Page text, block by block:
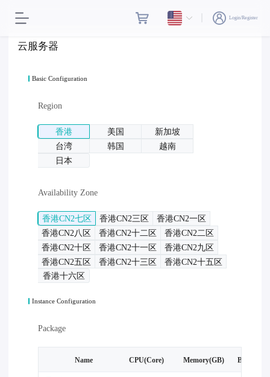
Login/Register
云服务器
Basic Configuration
Region
香港 美国
新加坡
台湾
韩国
越南
日本
Availability Zone
香港CN2七区 香港CN2三区
香港CN2一区
香港CN2八区
香港CN2十二区
香港CN2二区
香港CN2十区
香港CN2十一区
香港CN2九区
香港CN2五区
香港CN2十三区
香港CN2十五区
香港十六区
Instance Configuration
Package
Name CPU(Core) Memory(GB)